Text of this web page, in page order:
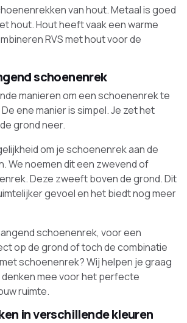
van hout. Metaal is goed
hout. Hout heeft vaak een warme
RVS met hout voor de
schoenenrek
manieren om een schoenenrek te
ene manier is simpel. Je zet het
grond neer.
om je schoenenrek aan de
We noemen dit een zwevend of
Deze zweeft boven de grond. Dit
gevoel en het biedt nog meer
schoenenrek, voor een
op de grond of toch de combinatie
schoenenrek? Wij helpen je graag
denken mee voor het perfecte
ruimte.
in verschillende kleuren